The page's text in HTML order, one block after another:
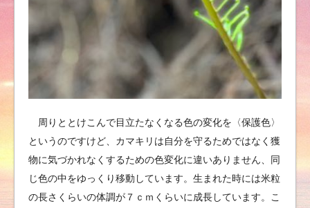
周りととけこんで目立たなくなる色の変化を〈保護色〉
というのですけど、カマキリは自分を守るためではなく獲
物に気づかれなくするための色変化に違いありません、同
じ色の中をゆっくり移動しています。生まれた時には米粒
の長さくらいの体調が７ｃｍくらいに成長しています。こ